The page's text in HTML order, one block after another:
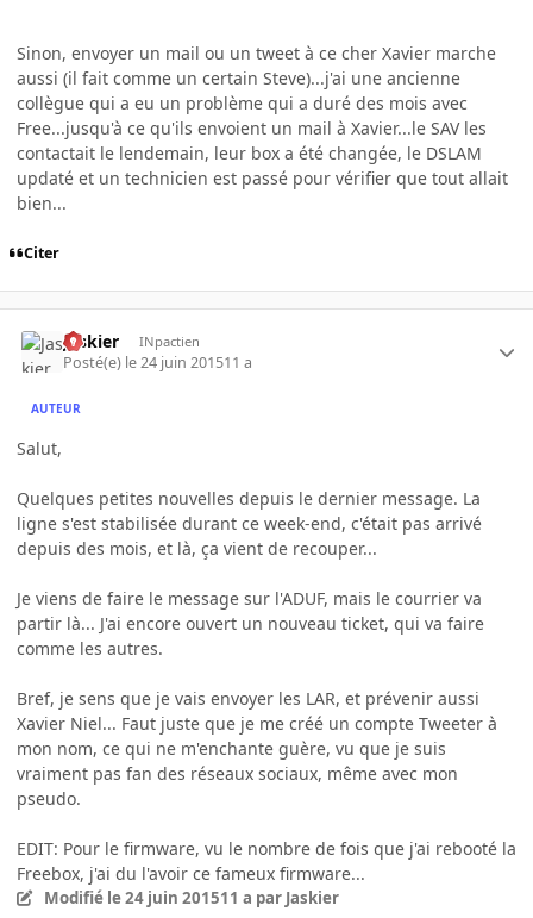
Sinon, envoyer un mail ou un tweet à ce cher Xavier marche
aussi (il fait comme un certain Steve)...j'ai une ancienne
collègue qui a eu un problème qui a duré des mois avec
Free...jusqu'à ce qu'ils envoient un mail à Xavier...le SAV les
contactait le lendemain, leur box a été changée, le DSLAM
updaté et un technicien est passé pour vérifier que tout allait
bien...
Citer
Jaskier INpactien
Posté(e) le 24 juin 201511 a
AUTEUR
Salut,
Quelques petites nouvelles depuis le dernier message. La
ligne s'est stabilisée durant ce week-end, c'était pas arrivé
depuis des mois, et là, ça vient de recouper...
Je viens de faire le message sur l'ADUF, mais le courrier va
partir là... J'ai encore ouvert un nouveau ticket, qui va faire
comme les autres.
Bref, je sens que je vais envoyer les LAR, et prévenir aussi
Xavier Niel... Faut juste que je me créé un compte Tweeter à
mon nom, ce qui ne m'enchante guère, vu que je suis
vraiment pas fan des réseaux sociaux, même avec mon
pseudo.
EDIT: Pour le firmware, vu le nombre de fois que j'ai rebooté la
Freebox, j'ai du l'avoir ce fameux firmware...
Modifié le 24 juin 201511 a par Jaskier